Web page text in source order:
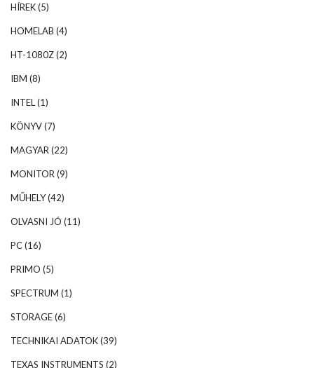
HÍREK(5)
HOMELAB (4)
HT-1080Z(2)
IBM (8)
INTEL(1)
KÖNYV(7)
MAGYAR (22)
MONITOR (9)
MŰHELY(42)
OLVASNI JÓ (11)
PC(16)
PRIMO (5)
SPECTRUM (1)
STORAGE(6)
TECHNIKAI ADATOK(39)
TEXAS INSTRUMENTS (2)